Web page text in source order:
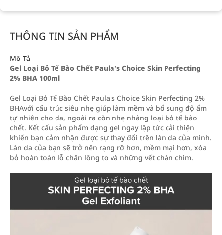
THÔNG TIN SẢN PHẨM
Mô Tả
Gel Loại Bỏ Tế Bào Chết Paula's Choice Skin Perfecting
2% BHA 100ml
Gel Loại Bỏ Tế Bào Chết Paula's Choice Skin Perfecting 2%
BHAvới cấu trúc siêu nhẹ giúp làm mềm và bổ sung độ ẩm
tự nhiên cho da, ngoài ra còn nhẹ nhàng loại bỏ tế bào
chết. Kết cấu sản phẩm dạng gel ngay lập tức cải thiện
khiến bạn cảm nhận được sự thay đổi trên làn da của mình.
Làn da của bạn sẽ trở nên rạng rỡ hơn, mềm mại hơn, xóa
bỏ hoàn toàn lỗ chân lông to và những vết chân chim.